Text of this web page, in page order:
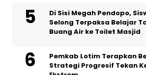
Di Sisi Megah Pendopo,
Selong Terpaksa Belajar
Buang Air ke Toilet Masjid
Pemkab Lotim Terapkan
Strategi Progresif Tekan